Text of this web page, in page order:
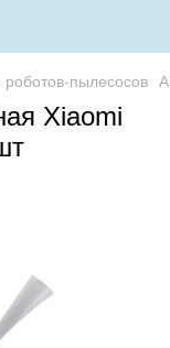
пылесосов
Xiaomi